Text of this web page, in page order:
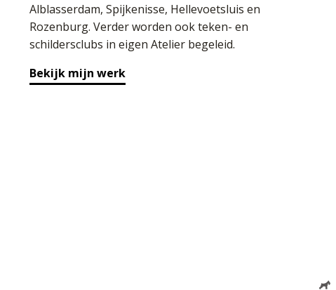
Alblasserdam, Spijkenisse, Hellevoetsluis en
Rozenburg. Verder worden ook teken- en
schildersclubs in eigen Atelier begeleid.
Bekijk mijn werk